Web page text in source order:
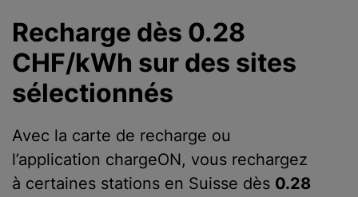
Recharge dès 0.28
CHF/kWh sur des sites
sélectionnés
Avec la carte de recharge ou
l’application chargeON, vous rechargez
à certaines stations en Suisse dès 0.28